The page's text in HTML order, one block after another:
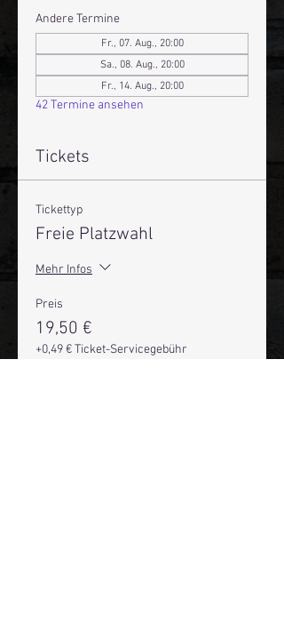
Andere Termine
Fr., 07. Aug., 20:00
Sa., 08. Aug., 20:00
Fr., 14. Aug., 20:00
42 Termine ansehen
Tickets
Tickettyp
Freie Platzwahl
Mehr Infos
Preis
19,50 €
+0,49 € Ticket-Servicegebühr